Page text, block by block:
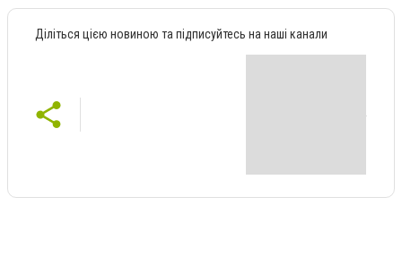
Діліться цією новиною та підписуйтесь на наші канали